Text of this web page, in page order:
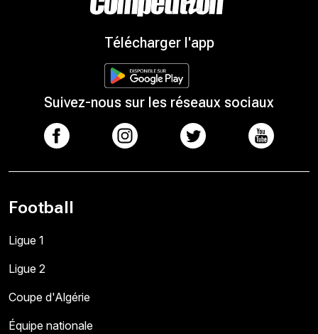
Télécharger l'app
Suivez-nous sur les réseaux sociaux
Football
Ligue 1
Ligue 2
Coupe d'Algérie
Équipe nationale